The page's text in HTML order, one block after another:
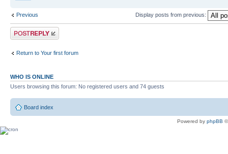
Previous Display posts from previous:
Post a reply
Return to Your first forum
WHO IS ONLINE
Users browsing this forum: No registered users and 74 guests
Board index
Powered by phpBB